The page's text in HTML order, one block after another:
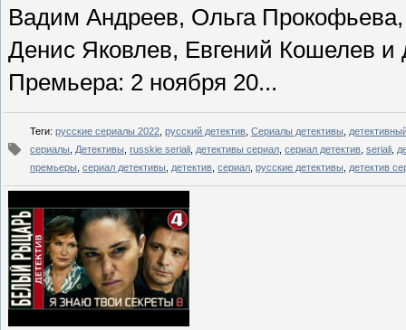
Вадим Андреев, Ольга
Денис Яковлев, Евгений Кошелев и
Премьера: 2 ноября 20...
Теги: русские сериалы 2022 русский детектив Сериалы детективы
сериалы Детективы russkie seriali детективы сериал сериал детектив seriali
премьеры сериал детективы детектив сериал русские детективы детектив